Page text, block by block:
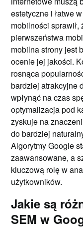
estetyczne i łatwe
mobilności
pierwszeństwa
mobilna strony jest
ocenie jej jakości.
rosnąca
bardziej atrakcyjne
wpłynąć na czas
optymalizacja pod
zyskuje na
do bardziej
Algorytmy Google
zaawansowane, a
kluczową rolę w
użytkowników.
Jakie są
SEM w